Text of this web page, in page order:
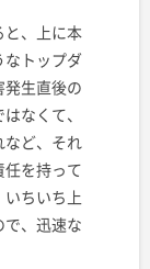
と、上に本
トップダ
生直後の
なくて、
など、それ
を持って
ちいち上
、迅速な